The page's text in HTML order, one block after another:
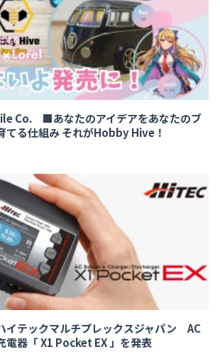
Co. ■あなたのアイデアをあなたのブ
てる仕組み それがHobby Hive！
イテックマルチプレックスジャパン AC
電器「 X1 Pocket EX 」を発表